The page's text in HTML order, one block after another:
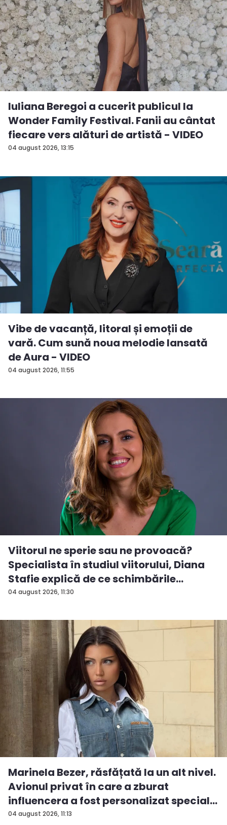
04 august 2026, 13:15
Iuliana Beregoi a cucerit publicul la
Wonder Family Festival. Fanii au cântat
fiecare vers alături de artistă - VIDEO
04 august 2026, 11:55
Vibe de vacanță, litoral și emoții de
vară. Cum sună noua melodie lansată
de Aura - VIDEO
04 august 2026, 11:30
Viitorul ne sperie sau ne provoacă?
Specialista în studiul viitorului, Diana
Stafie explică de ce schimbările
majore...
04 august 2026, 11:13
Marinela Bezer, răsfățată la un alt nivel.
Avionul privat în care a zburat
influencera a fost personalizat special...